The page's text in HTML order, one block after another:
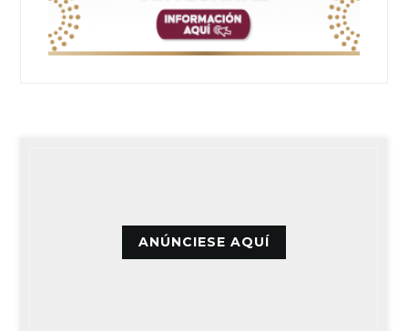
ANÚNCIESE AQUÍ